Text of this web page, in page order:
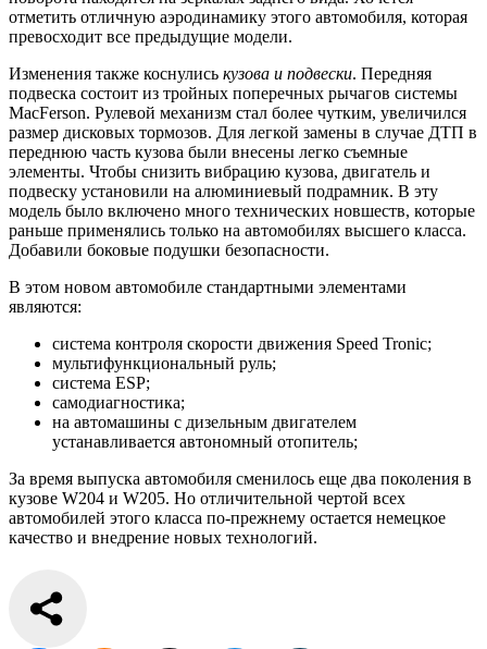
отметить отличную аэродинамику этого автомобиля, которая
превосходит все предыдущие модели.
Изменения также коснулись кузова и подвески. Передняя
подвеска состоит из тройных поперечных рычагов системы
MacFerson. Рулевой механизм стал более чутким, увеличился
размер дисковых тормозов. Для легкой замены в случае ДТП в
переднюю часть кузова были внесены легко съемные
элементы. Чтобы снизить вибрацию кузова, двигатель и
подвеску установили на алюминиевый подрамник. В эту
модель было включено много технических новшеств, которые
раньше применялись только на автомобилях высшего класса.
Добавили боковые подушки безопасности.
В этом новом автомобиле стандартными элементами
являются:
система контроля скорости движения Speed Tronic;
мультифункциональный руль;
система ESP;
самодиагностика;
на автомашины с дизельным двигателем
устанавливается автономный отопитель;
За время выпуска автомобиля сменилось еще два поколения в
кузове W204 и W205. Но отличительной чертой всех
автомобилей этого класса по-прежнему остается немецкое
качество и внедрение новых технологий.